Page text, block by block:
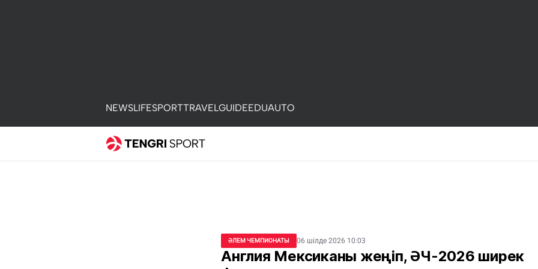
NEWSLIFESPORTTRAVELGUIDEEDUAUTO
ӘЛЕМ ЧЕМПИОНАТЫ 06 шілде 2026 10:03
Англия Мексиканы жеңіп, ӘЧ-2026 ширек